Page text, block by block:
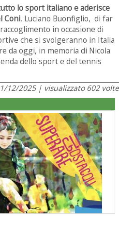
lo sport italianoe aderisce
Coni, Luciano Buonfiglio, di far
in occasione di
che si svolgeranno in Italia
da oggi, in memoria di Nicola
dello sport e del tennis
12/2025 | visualizzato 602 volte